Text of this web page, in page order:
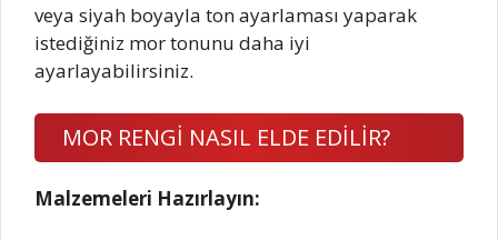
veya siyah boyayla ton ayarlaması yaparak
istediğiniz mor tonunu daha iyi
ayarlayabilirsiniz.
MOR RENGİ NASIL ELDE EDİLİR?
Malzemeleri Hazırlayın: